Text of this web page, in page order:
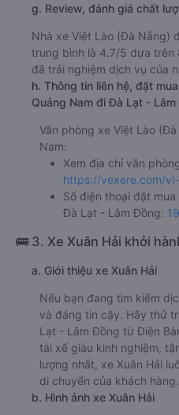
g. Review, đánh giá chất
Nhà xe Việt Lào (Đà Nẵng)
trung bình là 4.7/5 dựa trên
đã trải nghiệm dịch vụ của
h. Thông tin liên hệ, đặt
Quảng Nam đi Đà Lạt -
Văn phòng xe Việt Lào
Nam:
Xem địa chỉ văn
https://vexere.com/
Số điện thoại đặt
Đà Lạt - Lâm Đồng:
🚌 3. Xe Xuân Hải khởi
a. Giới thiệu xe Xuân Hải
Nếu bạn đang tìm kiếm
và đáng tin cậy. Hãy thử
Lạt - Lâm Đồng từ Điện
tài xế giàu kinh nghiệm,
lượng nhất, xe Xuân Hải
di chuyển của khách hàng.
b. Hình ảnh xe Xuân Hải